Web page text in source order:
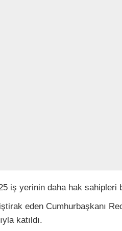
iş yerinin daha hak sahipleri
eden Cumhurbaşkanı
katıldı.